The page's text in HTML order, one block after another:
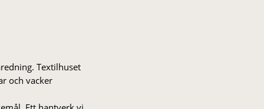
Textilhuset
och vacker